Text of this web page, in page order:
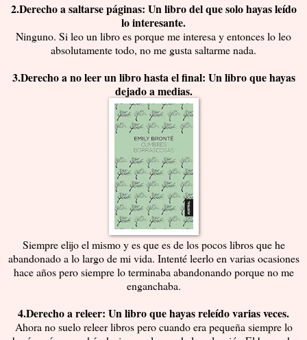
2.Derecho a saltarse páginas: Un libro del que solo hayas leído
lo interesante.
Ninguno. Si leo un libro es porque me interesa y entonces lo leo
absolutamente todo, no me gusta saltarme nada.
3.Derecho a no leer un libro hasta el final: Un libro que hayas
dejado a medias.
Siempre elijo el mismo y es que es de los pocos libros que he
abandonado a lo largo de mi vida. Intenté leerlo en varias ocasiones
hace años pero siempre lo terminaba abandonando porque no me
enganchaba.
4.Derecho a releer: Un libro que hayas releído varias veces.
Ahora no suelo releer libros pero cuando era pequeña siempre lo